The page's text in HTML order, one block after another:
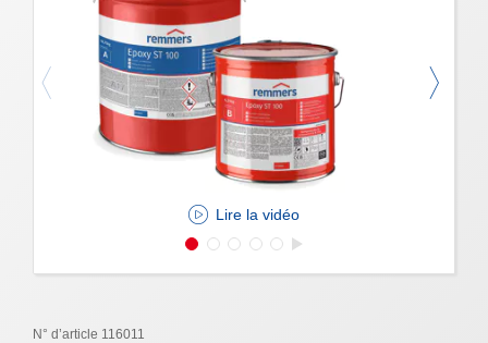
Lire la vidéo
N° d’article 116011